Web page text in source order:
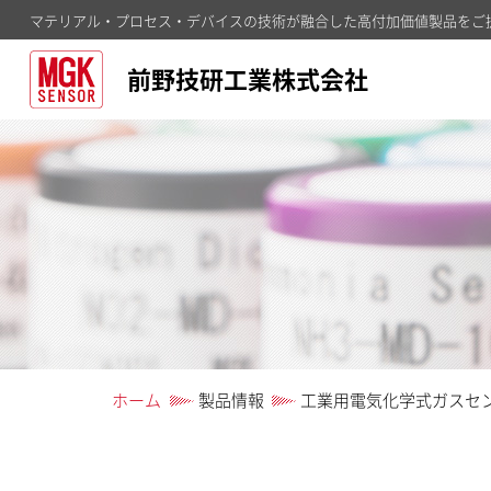
マテリアル・プロセス・デバイスの技術が融合した高付加価値製品をご
前野技研工業株式会社
ホーム 製品情報 工業用電気化学式ガスセ